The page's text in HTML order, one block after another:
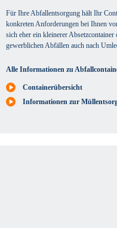
Für Ihre Abfallentsorgung hält Ihr
konkreten Anforderungen bei Ihnen
sich eher ein kleinerer
gewerblichen Abfällen auch nach
Alle Informationen zu
Containerübersicht
Informationen zur